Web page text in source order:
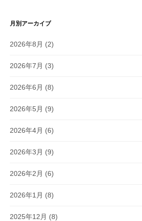
月別アーカイブ
2026年8月 (2)
2026年7月 (3)
2026年6月 (8)
2026年5月 (9)
2026年4月 (6)
2026年3月 (9)
2026年2月 (6)
2026年1月 (8)
2025年12月 (8)